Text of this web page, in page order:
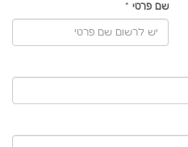
שם פרטי *